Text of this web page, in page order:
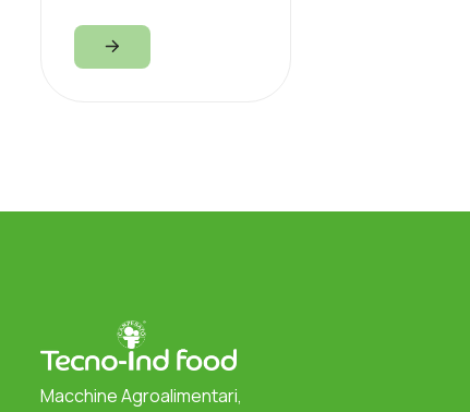
Macchine Agroalimentari,